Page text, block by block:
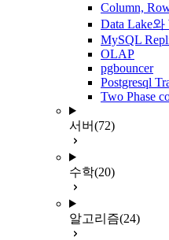
Column,
Data Lake와
MySQL
OLAP
pgbouncer
Postgresql
Two Phase
서버(72)
수학(20)
알고리즘(24)